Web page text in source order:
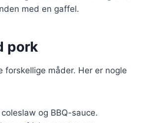
med en gaffel.
pork
forskellige måder. Her er nogle
og BBQ-sauce.